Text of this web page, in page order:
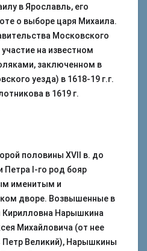
в Ярославль, его
о выборе царя Михаила.
Московского
на известном
заключенном в
уезда) в 1618-19 г.г.
в 1619 г.
половины XVII в. до
Петра I-го род бояр
именитым и
дворе. Возвышенные в
Кирилловна Нарышкина
Михайловича (от нее
Петр Великий), Нарышкины